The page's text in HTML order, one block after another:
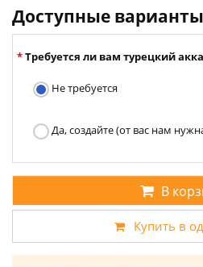
Доступные варианты
Требуется ли вам турецкий
Не требуется
Да, создайте (от вас нам
В
Купить в